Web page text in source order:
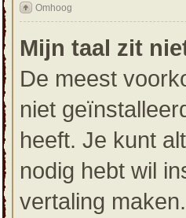
Omhoog
Mijn taal zit
De meest
niet
heeft. Je kunt
nodig hebt wil
vertaling